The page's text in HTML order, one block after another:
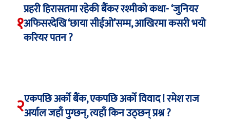
१
प्रहरी हिरासतमा रहेकी बैंकर रश्मीको कथा- ‘जुनियर
अफिसरदेखि ‘छाया सीईओ’सम्म, आखिरमा कसरी भयो
करियर पतन ?
२एकपछि अर्को बैंक, एकपछि अर्को विवाद ! रमेश राज
अर्याल जहाँ पुग्छन्, त्यहाँ किन उठ्छन् प्रश्न ?